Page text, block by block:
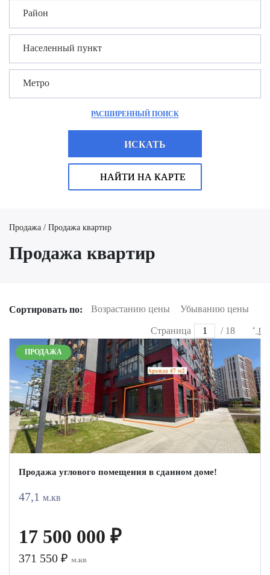
Район
Населенный пункт
Метро
РАСШИРЕННЫЙ ПОИСК
ИСКАТЬ
НАЙТИ НА КАРТЕ
Продажа / Продажа квартир
Продажа квартир
Сортировать по: Возрастанию цены Убыванию цены
Страница / 18
ПРОДАЖА
Продажа углового помещения в сданном доме!
47,1 м.кв
17 500 000 ₽
371 550 ₽ м.кв